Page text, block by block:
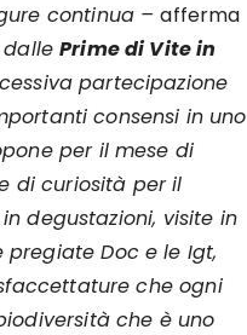
continua –afferma
dallePrime di Vite in
partecipazione
consensi in uno
per il mese di
di curiosità per il
degustazioni, visite in
Doc e le Igt,
che ogni
che è uno